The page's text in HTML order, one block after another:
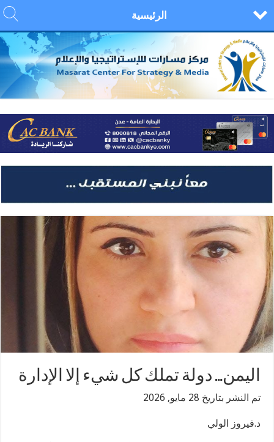
اليمن… دولة تملك كل شيء إلا الإدارة
تم النشر بتاريخ 28 مايو, 2026
د.فيروز الولي
الرئيسية